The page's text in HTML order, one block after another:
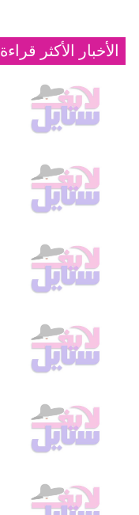
الأخبار الأكثر قراءة